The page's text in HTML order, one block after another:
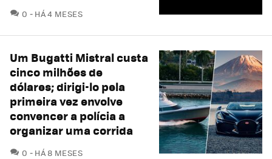
0 COMENTÁRIOS
HÁ 4 MESES
Um Bugatti Mistral custa
cinco milhões de
dólares; dirigi-lo pela
primeira vez envolve
convencer a polícia a
organizar uma corrida
0 COMENTÁRIOS
HÁ 8 MESES